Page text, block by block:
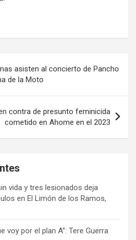
asisten al concierto de Pancho
de la Moto
contra de presunto feminicida
cometido en Ahome en el 2023
vida y tres lesionados deja
en El Limón de los Ramos,
voy por el plan A”: Tere Guerra